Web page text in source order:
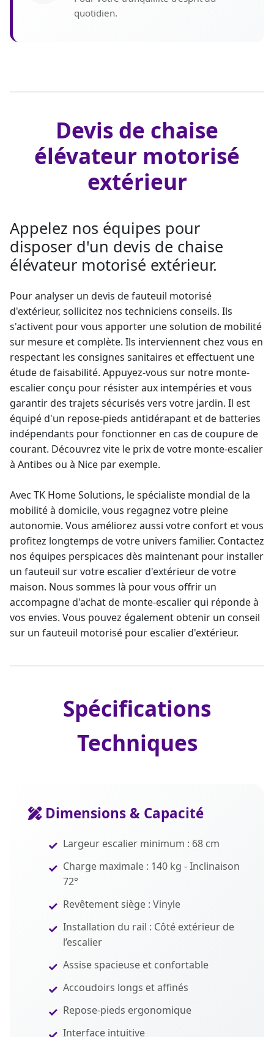
quotidien.
Devis de chaise
élévateur motorisé
extérieur
Appelez nos équipes pour
disposer d'un devis de chaise
élévateur motorisé extérieur.
Pour analyser un devis de fauteuil motorisé
d'extérieur, sollicitez nos techniciens conseils. Ils
s'activent pour vous apporter une solution de mobilité
sur mesure et complète. Ils interviennent chez vous en
respectant les consignes sanitaires et effectuent une
étude de faisabilité. Appuyez-vous sur notre monte-
escalier conçu pour résister aux intempéries et vous
garantir des trajets sécurisés vers votre jardin. Il est
équipé d'un repose-pieds antidérapant et de batteries
indépendants pour fonctionner en cas de coupure de
courant. Découvrez vite le prix de votre monte-escalier
à Antibes ou à Nice par exemple.
Avec TK Home Solutions, le spécialiste mondial de la
mobilité à domicile, vous regagnez votre pleine
autonomie. Vous améliorez aussi votre confort et vous
profitez longtemps de votre univers familier. Contactez
nos équipes perspicaces dès maintenant pour installer
un fauteuil sur votre escalier d'extérieur de votre
maison. Nous sommes là pour vous offrir un
accompagne d'achat de monte-escalier qui réponde à
vos envies. Vous pouvez également obtenir un conseil
sur un fauteuil motorisé pour escalier d'extérieur.
Spécifications
Techniques
Dimensions & Capacité
Largeur escalier minimum : 68 cm
Charge maximale : 140 kg - Inclinaison
72°
Revêtement siège : Vinyle
Installation du rail : Côté extérieur de
l’escalier
Assise spacieuse et confortable
Accoudoirs longs et affinés
Repose-pieds ergonomique
Interface intuitive